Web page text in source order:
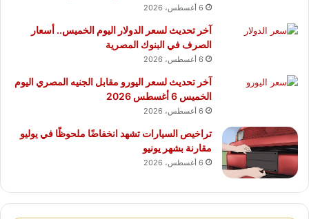
6 أغسطس، 2026
آخر تحديث لسعر الدولار اليوم الخميس.. أسعار
الصرف في البنوك المصرية
6 أغسطس، 2026
آخر تحديث لسعر اليورو مقابل الجنيه المصري اليوم
الخميس 6 أغسطس 2026
6 أغسطس، 2026
تراخيص السيارات تشهد انخفاضًا ملحوظًا في يوليو
مقارنة بشهر يونيو
6 أغسطس، 2026